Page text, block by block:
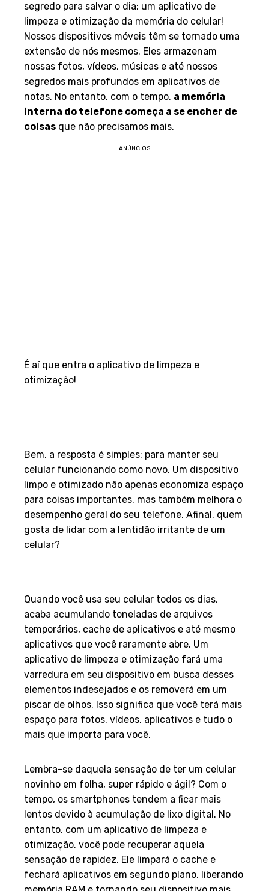
segredo para salvar o dia: um aplicativo de
limpeza e otimização da memória do celular!
Nossos dispositivos móveis têm se tornado uma
extensão de nós mesmos. Eles armazenam
nossas fotos, vídeos, músicas e até nossos
segredos mais profundos em aplicativos de
notas. No entanto, com o tempo, a memória
interna do telefone começa a se encher de
coisas que não precisamos mais.
ANÚNCIOS
É aí que entra o aplicativo de limpeza e
otimização!
Bem, a resposta é simples: para manter seu
celular funcionando como novo. Um dispositivo
limpo e otimizado não apenas economiza espaço
para coisas importantes, mas também melhora o
desempenho geral do seu telefone. Afinal, quem
gosta de lidar com a lentidão irritante de um
celular?
Quando você usa seu celular todos os dias,
acaba acumulando toneladas de arquivos
temporários, cache de aplicativos e até mesmo
aplicativos que você raramente abre. Um
aplicativo de limpeza e otimização fará uma
varredura em seu dispositivo em busca desses
elementos indesejados e os removerá em um
piscar de olhos. Isso significa que você terá mais
espaço para fotos, vídeos, aplicativos e tudo o
mais que importa para você.
Lembra-se daquela sensação de ter um celular
novinho em folha, super rápido e ágil? Com o
tempo, os smartphones tendem a ficar mais
lentos devido à acumulação de lixo digital. No
entanto, com um aplicativo de limpeza e
otimização, você pode recuperar aquela
sensação de rapidez. Ele limpará o cache e
fechará aplicativos em segundo plano, liberando